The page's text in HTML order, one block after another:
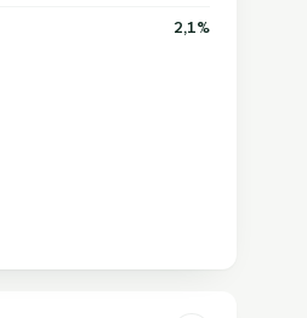
2,1%